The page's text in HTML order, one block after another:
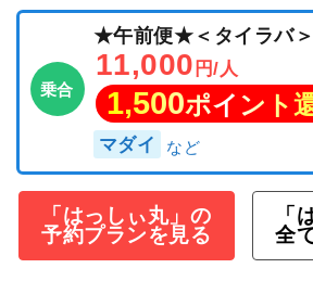
乗合
★午前便★＜タイラバ
11,000 円/人
1,500ポイント
マダイ
「はっしぃ丸」の
予約プランを見る
「
全